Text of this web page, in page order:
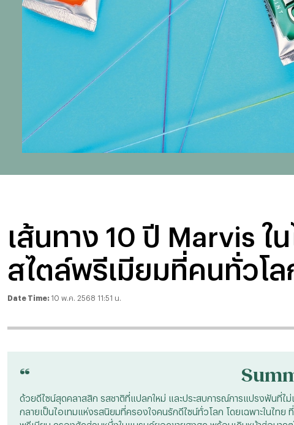
เส้นทาง 10 ปี Marvis
สไตล์พรีเมียมที่คนทั่วโ
Date Time: 10 พ.ค. 2568 11:51 น.
“
ด้วยดีไซน์สุดคลาสสิก รสชาติที่แปลกใหม่ และประสบการณ์การแปรงฟันที่ไ
กลายเป็นไอเทมแห่งรสนิยมที่ครองใจคนรักดีไซน์ทั่วโลก โดยเฉพาะในไท